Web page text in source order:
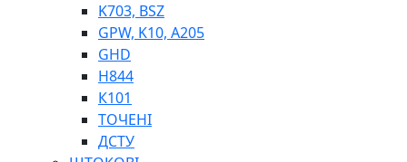
Е90, E92
SINT, E60
K703, BSZ
GPW, K10, A205
GHD
H844
К101
ТОЧЕНІ
ДСТУ